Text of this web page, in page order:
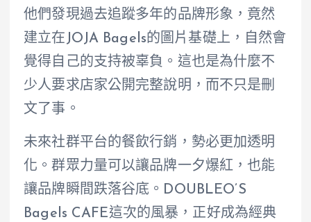
他們發現過去追蹤多年的品牌形象，竟然
建立在JOJA Bagels的圖片基礎上，自然會
覺得自己的支持被辜負。這也是為什麼不
少人要求店家公開完整說明，而不只是刪
文了事。
未來社群平台的餐飲行銷，勢必更加透明
化。群眾力量可以讓品牌一夕爆紅，也能
讓品牌瞬間跌落谷底。DOUBLEO’S
Bagels CAFE這次的風暴，正好成為經典